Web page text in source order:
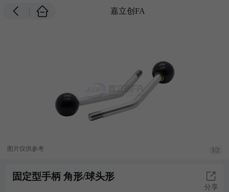
嘉立创FA
图片仅供参考 1/2
固定型手柄 角形/球头形
分享